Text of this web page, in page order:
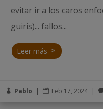
evitar ir a los caros
guiris)... fallos...
Leer más
 Pablo |  Feb 17, 2024 |